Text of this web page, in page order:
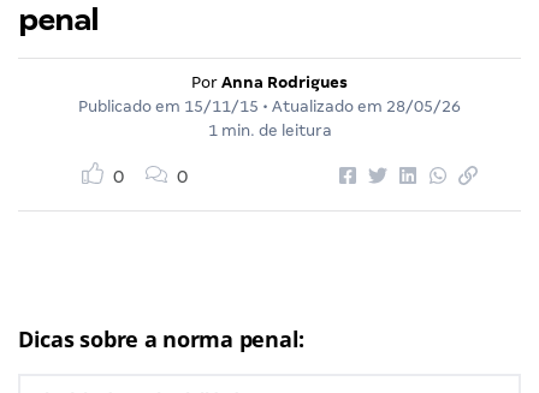
penal
Por Anna Rodrigues
Publicado em 15/11/15 • Atualizado em 28/05/26
1 min. de leitura
0 0
Dicas sobre a norma penal: